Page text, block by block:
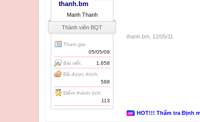
thanh.bm
Manh Thanh
Thành viên BQT
Tham gia:
05/05/09
Bài viết:
1,658
Đã được thích:
588
Điểm thành tích:
113
thanh.bm 12/05/11
HOT!!! Thẩm tra Định